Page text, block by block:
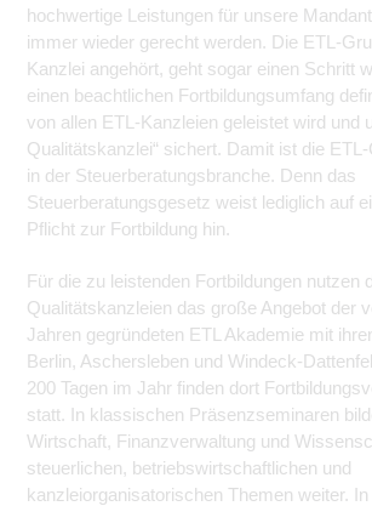
hochwertige Leistungen für unsere
immer wieder gerecht werden. Die ETL-
Kanzlei angehört, geht sogar einen Schritt
einen beachtlichen Fortbildungsumfang
von allen ETL-Kanzleien geleistet wird und
Qualitätskanzlei“ sichert. Damit ist die
in der Steuerberatungsbranche. Denn das
Steuerberatungsgesetz weist lediglich auf
Pflicht zur Fortbildung hin.
Für die zu leistenden Fortbildungen nutzen
Qualitätskanzleien das große Angebot der
Jahren gegründeten ETL Akademie mit
Berlin, Aschersleben und Windeck-
200 Tagen im Jahr finden dort
statt. In klassischen Präsenzseminaren
Wirtschaft, Finanzverwaltung und
steuerlichen, betriebswirtschaftlichen und
kanzleiorganisatorischen Themen weiter.